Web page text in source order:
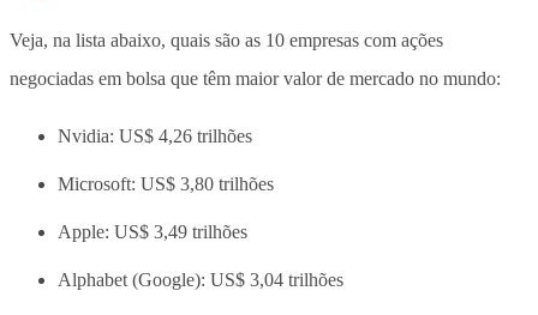
Veja, na lista abaixo, quais são as 10 empresas com ações
negociadas em bolsa que têm maior valor de mercado no mundo:
Nvidia: US$ 4,26 trilhões
Microsoft: US$ 3,80 trilhões
Apple: US$ 3,49 trilhões
Alphabet (Google): US$ 3,04 trilhões